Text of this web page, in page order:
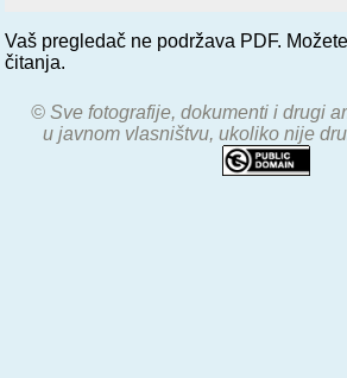
Vaš pregledač ne podržava PDF. Možete
čitanja.
© Sve fotografije, dokumenti i drugi
u javnom vlasništvu, ukoliko nije